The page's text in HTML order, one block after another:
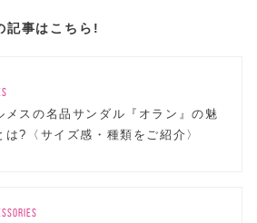
記事はこちら!
メスの名品サンダル『オラン』の魅
は?〈サイズ感・種類をご紹介〉